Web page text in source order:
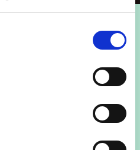
in Duffel. Lili zetelt
bijzonder comité voor
gelijke kansen,